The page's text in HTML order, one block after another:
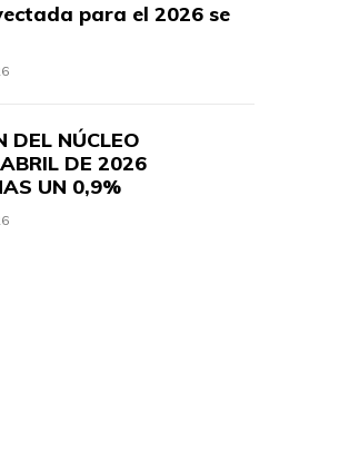
para el 2026 se
DEL NÚCLEO
DE 2026
UN 0,9%